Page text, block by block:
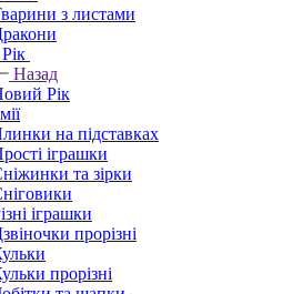
з листами
Назад
Рік
на підставках
іграшки
та зірки
іграшки
прорізні
прорізні